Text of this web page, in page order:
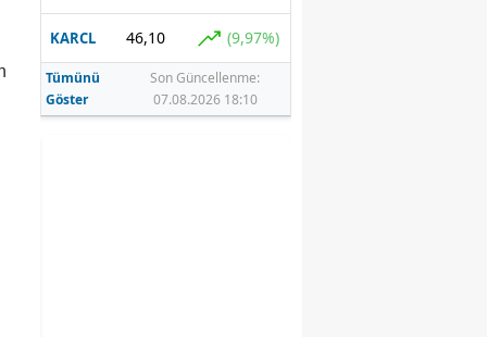
KARCL 46,10 (9,97%)
Tümünü
Göster
Son Güncellenme:
07.08.2026 18:10